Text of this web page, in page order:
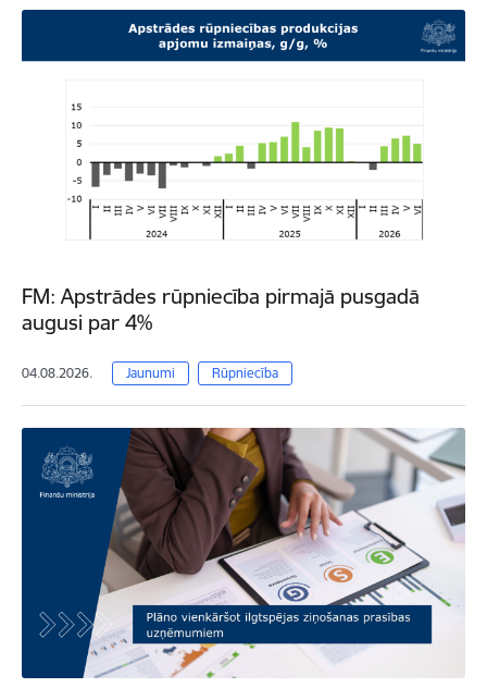
FM: Apstrādes rūpniecība pirmajā pusgadā
augusi par 4%
04.08.2026. Jaunumi Rūpniecība